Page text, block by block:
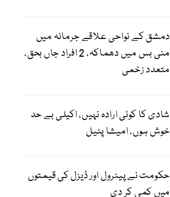
دمشق کے نواحی علاقے جرمانہ میں
منی بس میں دھماکہ، 2 افراد جاں بحق،
متعدد زخمی
شادی کا کوئی ارادہ نہیں، اکیلی بے حد
خوش ہوں، امیشا پٹیل
حکومت نے پیٹرول اور ڈیزل کی قیمتوں
میں کمی کر دی